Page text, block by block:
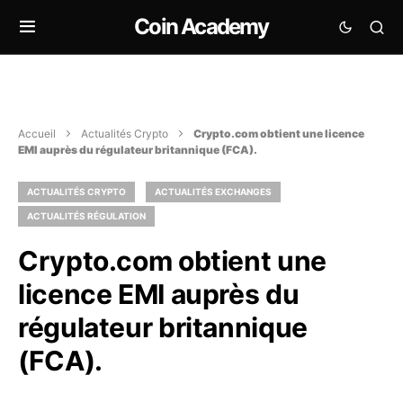
Coin Academy
Accueil Actualités Crypto
Crypto.com obtient une licence
EMI auprès du régulateur britannique (FCA).
ACTUALITÉS CRYPTO ACTUALITÉS EXCHANGES
ACTUALITÉS RÉGULATION
Crypto.com obtient une
licence EMI auprès du
régulateur britannique
(FCA).